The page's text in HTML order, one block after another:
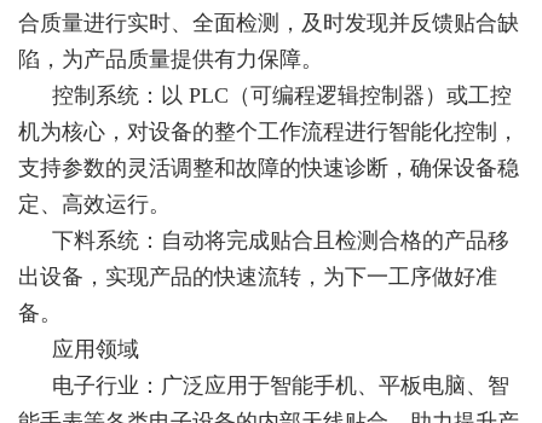
合质量进行实时、全面检测，及时发现并反馈贴合缺
陷，为产品质量提供有力保障。
控制系统：以 PLC（可编程逻辑控制器）或工控
机为核心，对设备的整个工作流程进行智能化控制，
支持参数的灵活调整和故障的快速诊断，确保设备稳
定、高效运行。
下料系统：自动将完成贴合且检测合格的产品移
出设备，实现产品的快速流转，为下一工序做好准
备。
应用领域
电子行业：广泛应用于智能手机、平板电脑、智